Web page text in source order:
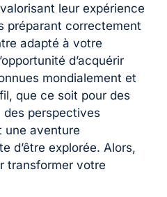
leur expérience
préparant correctement
adapté à votre
d’acquérir
mondialement et
que ce soit pour des
des perspectives
une aventure
d’être explorée. Alors,
transformer votre